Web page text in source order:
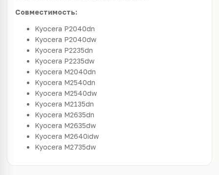
Совместимость:
Kyocera P2040dn
Kyocera P2040dw
Kyocera P2235dn
Kyocera P2235dw
Kyocera M2040dn
Kyocera M2540dn
Kyocera M2540dw
Kyocera M2135dn
Kyocera M2635dn
Kyocera M2635dw
Kyocera M2640idw
Kyocera M2735dw